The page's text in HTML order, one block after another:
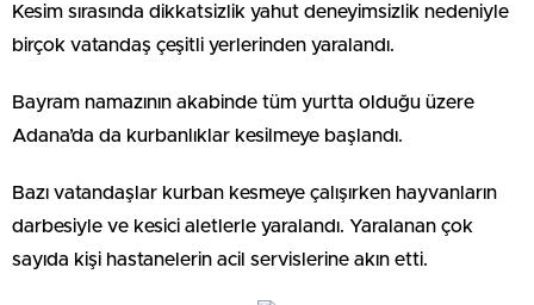
Kesim sırasında dikkatsizlik yahut deneyimsizlik nedeniyle
birçok vatandaş çeşitli yerlerinden yaralandı.
Bayram namazının akabinde tüm yurtta olduğu üzere
Adana’da da kurbanlıklar kesilmeye başlandı.
Bazı vatandaşlar kurban kesmeye çalışırken hayvanların
darbesiyle ve kesici aletlerle yaralandı. Yaralanan çok
sayıda kişi hastanelerin acil servislerine akın etti.